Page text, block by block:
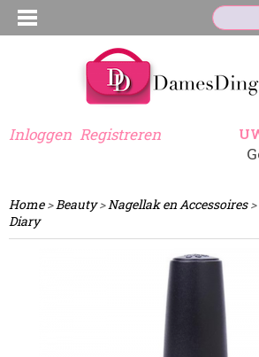
Inloggen Registreren
Home>Beauty>Nagellak en Accessoires>
Diary